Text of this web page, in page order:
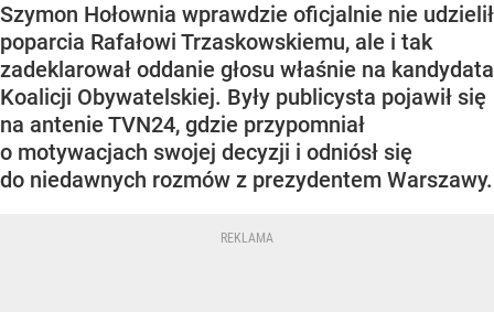
Szymon Hołownia wprawdzie oficjalnie nie udzielił
poparcia Rafałowi Trzaskowskiemu, ale i tak
zadeklarował oddanie głosu właśnie na kandydata
Koalicji Obywatelskiej. Były publicysta pojawił się
na antenie TVN24, gdzie przypomniał
o motywacjach swojej decyzji i odniósł się
do niedawnych rozmów z prezydentem Warszawy.